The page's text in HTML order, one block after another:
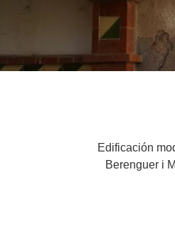
Edificación
Berenguer i